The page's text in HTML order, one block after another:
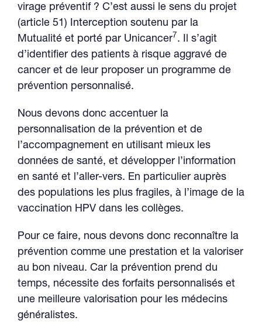
virage préventif ? C’est aussi le sens du projet
(article 51) Interception soutenu par la
Mutualité et porté par Unicancer7 . Il s’agit
d’identifier des patients à risque aggravé de
cancer et de leur proposer un programme de
prévention personnalisé.
Nous devons donc accentuer la
personnalisation de la prévention et de
l’accompagnement en utilisant mieux les
données de santé, et développer l’information
en santé et l’aller-vers. En particulier auprès
des populations les plus fragiles, à l’image de la
vaccination HPV dans les collèges.
Pour ce faire, nous devons donc reconnaître la
prévention comme une prestation et la valoriser
au bon niveau. Car la prévention prend du
temps, nécessite des forfaits personnalisés et
une meilleure valorisation pour les médecins
généralistes.